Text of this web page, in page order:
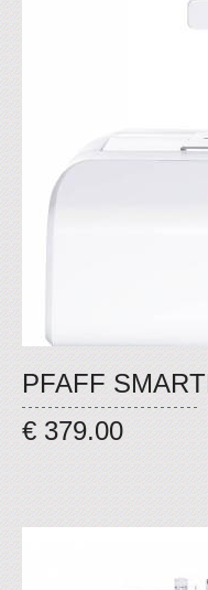
PFAFF
€ 379.00